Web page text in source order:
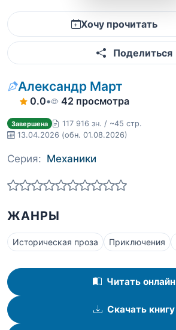
Хочу прочитать
Поделиться
Александр Март
0.0• 42 просмотра
Завершена
117 916 зн. / ~45 стр.
13.04.2026 (обн. 01.08.2026)
Серия: Механики
ЖАНРЫ
Историческая проза Приключения
Читать онлайн
Скачать книгу